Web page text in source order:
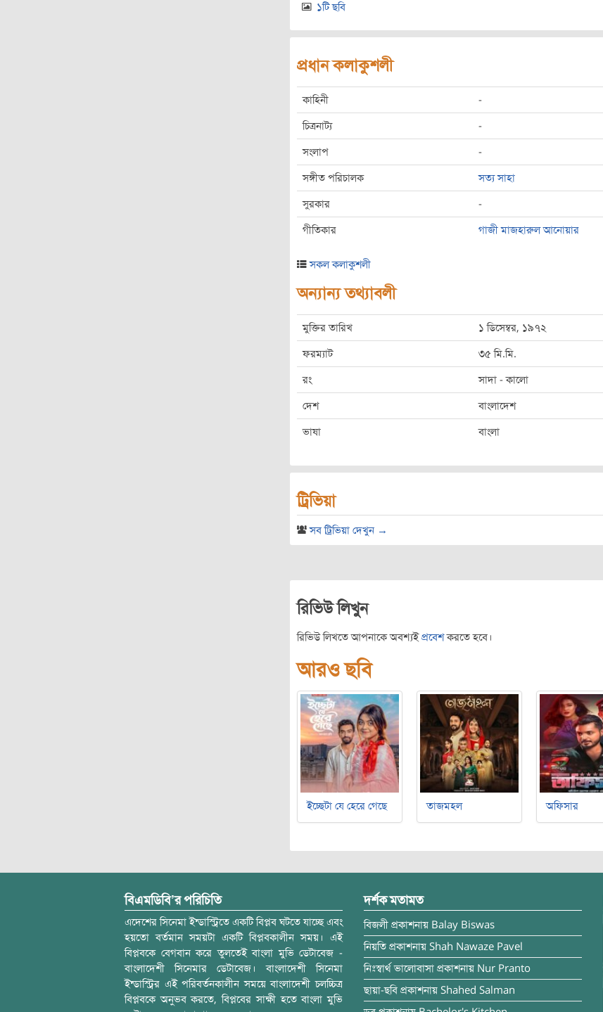
১টি ছবি
প্রধান কলাকুশলী
কাহিনী -
চিত্রনাট্য -
সংলাপ -
সঙ্গীত পরিচালক সত্য সাহা
সুরকার -
গীতিকার গাজী মাজহারুল আনোয়ার
সকল কলাকুশলী
অন্যান্য তথ্যাবলী
মুক্তির তারিখ ১ ডিসেম্বর, ১৯৭২
ফরম্যাট ৩৫ মি.মি.
রং সাদা - কালো
দেশ বাংলাদেশ
ভাষা বাংলা
ট্রিভিয়া
সব ট্রিভিয়া দেখুন →
রিভিউ লিখুন
রিভিউ লিখতে আপনাকে অবশ্যইপ্রবেশকরতে হবে।
আরও ছবি
ইচ্ছেটা যে হেরে গেছে তাজমহল অফিসার
বিএমডিবি’র পরিচিতি
এদেশের সিনেমা ইন্ডাস্ট্রিতে একটি বিপ্লব ঘটতে যাচ্ছে এবং
হয়তো বর্তমান সময়টা একটি বিপ্লবকালীন সময়। এই
বিপ্লবকে বেগবান করে তুলতেই বাংলা মুভি ডেটাবেজ -
বাংলাদেশী সিনেমার ডেটাবেজ। বাংলাদেশী সিনেমা
ইন্ডাস্ট্রির এই পরিবর্তনকালীন সময়ে বাংলাদেশী চলচ্চিত্র
বিপ্লবকে অনুভব করতে, বিপ্লবের সাক্ষী হতে বাংলা মুভি
দর্শক মতামত
বিজলী প্রকাশনায় Balay Biswas
নিয়তি প্রকাশনায় Shah Nawaze Pavel
নিঃস্বার্থ ভালোবাসা প্রকাশনায় Nur Pranto
ছায়া-ছবি প্রকাশনায় Shahed Salman